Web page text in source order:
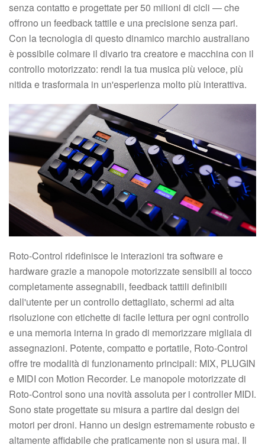
senza contatto e progettate per 50 milioni di cicli — che
offrono un feedback tattile e una precisione senza pari.
Con la tecnologia di questo dinamico marchio australiano
è possibile colmare il divario tra creatore e macchina con il
controllo motorizzato: rendi la tua musica più veloce, più
nitida e trasformala in un'esperienza molto più interattiva.
Roto-Control ridefinisce le interazioni tra software e
hardware grazie a manopole motorizzate sensibili al tocco
completamente assegnabili, feedback tattili definibili
dall'utente per un controllo dettagliato, schermi ad alta
risoluzione con etichette di facile lettura per ogni controllo
e una memoria interna in grado di memorizzare migliaia di
assegnazioni. Potente, compatto e portatile, Roto-Control
offre tre modalità di funzionamento principali: MIX, PLUGIN
e MIDI con Motion Recorder. Le manopole motorizzate di
Roto-Control sono una novità assoluta per i controller MIDI.
Sono state progettate su misura a partire dal design dei
motori per droni. Hanno un design estremamente robusto e
altamente affidabile che praticamente non si usura mai. Il